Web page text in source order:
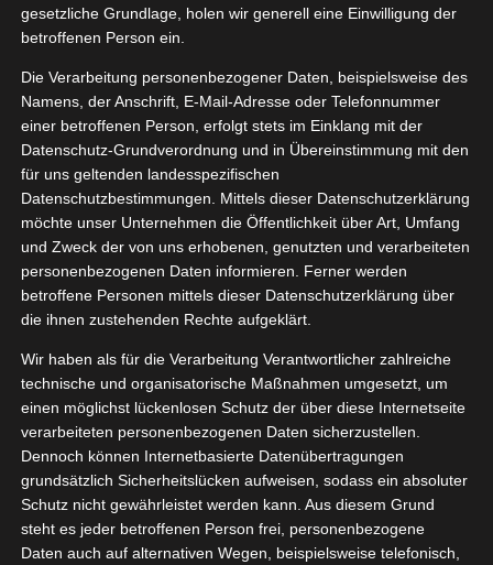
03, 2023
Men
Power
Age
Haut Pflege
L’Oréal Men Expert Power Age
März 5, 2023 | Beauty, Haut,Pflege Produktvorstellungen
Weiterlesen
gesetzliche Grundlage, holen wir generell eine Einwilligung der
betroffenen Person ein.
Die Verarbeitung personenbezogener Daten, beispielsweise des
Namens, der Anschrift, E-Mail-Adresse oder Telefonnummer
einer betroffenen Person, erfolgt stets im Einklang mit der
Datenschutz-Grundverordnung und in Übereinstimmung mit den
für uns geltenden landesspezifischen
Datenschutzbestimmungen. Mittels dieser Datenschutzerklärung
möchte unser Unternehmen die Öffentlichkeit über Art, Umfang
und Zweck der von uns erhobenen, genutzten und verarbeiteten
personenbezogenen Daten informieren. Ferner werden
betroffene Personen mittels dieser Datenschutzerklärung über
die ihnen zustehenden Rechte aufgeklärt.
Wir haben als für die Verarbeitung Verantwortlicher zahlreiche
technische und organisatorische Maßnahmen umgesetzt, um
einen möglichst lückenlosen Schutz der über diese Internetseite
verarbeiteten personenbezogenen Daten sicherzustellen.
Dennoch können Internetbasierte Datenübertragungen
grundsätzlich Sicherheitslücken aufweisen, sodass ein absoluter
Schutz nicht gewährleistet werden kann. Aus diesem Grund
steht es jeder betroffenen Person frei, personenbezogene
Daten auch auf alternativen Wegen, beispielsweise telefonisch,